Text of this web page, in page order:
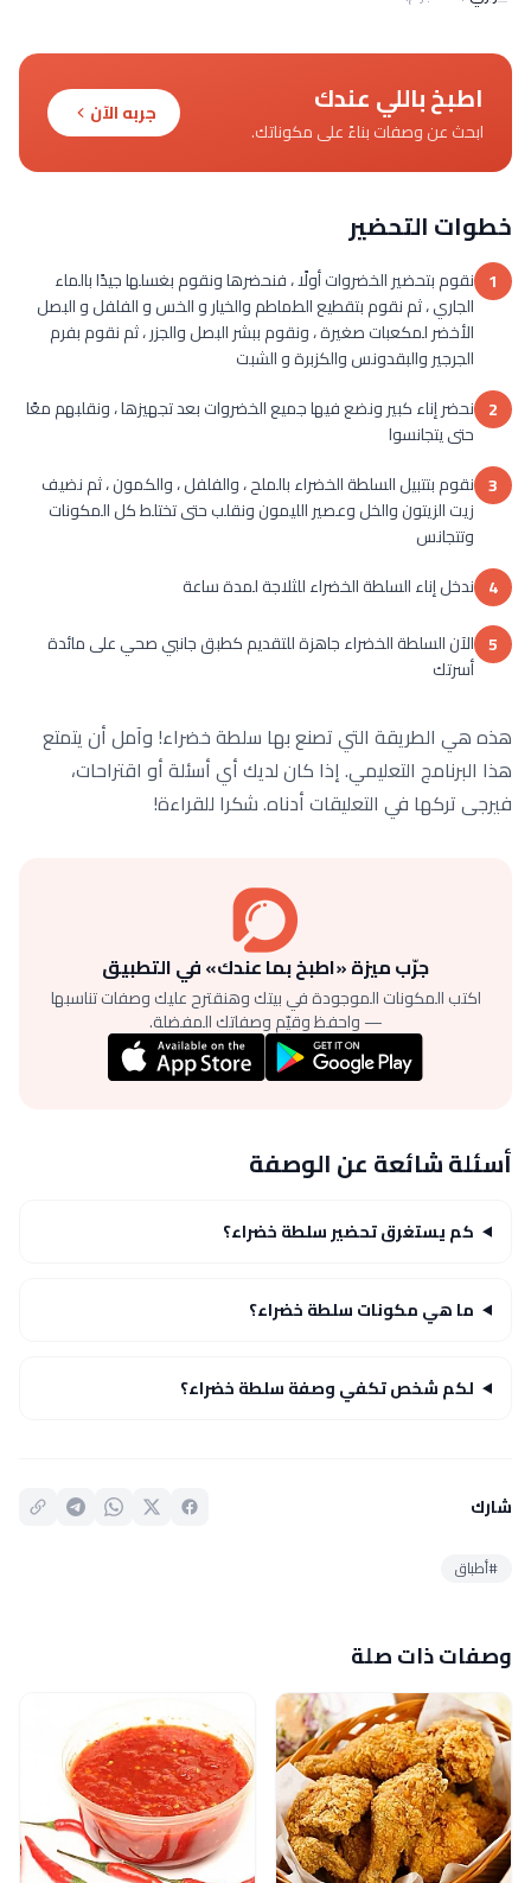
اطبخ باللي عندك
ابحث عن وصفات بناءً على مكوناتك.
جربه الآن
خطوات التحضير
1 نقوم بتحضير الخضروات أولًا ، فنحضرها ونقوم بغسلها جيدًا بالماء
الجاري ، ثم نقوم بتقطيع الطماطم والخيار و الخس و الفلفل و البصل
الأخضر لمكعبات صغيرة ، ونقوم ببشر البصل والجزر ، ثم نقوم بفرم
الجرجير والبقدونس والكزبرة و الشبت
2 نحضر إناء كبير ونضع فيها جميع الخضروات بعد تجهيزها ، ونقلبهم معًا
حتى يتجانسوا
3 نقوم بتتبيل السلطة الخضراء بالملح ، والفلفل ، والكمون ، ثم نضيف
زيت الزيتون والخل وعصير الليمون ونقلب حتى تختلط كل المكونات
وتتجانس
4 ندخل إناء السلطة الخضراء للثلاجة لمدة ساعة
5 الآن السلطة الخضراء جاهزة للتقديم كطبق جانبي صحي على مائدة
أسرتك
هذه هي الطريقة التي تصنع بها سلطة خضراء! وآمل أن يتمتع
هذا البرنامج التعليمي. إذا كان لديك أي أسئلة أو اقتراحات،
فيرجى تركها في التعليقات أدناه. شكرا للقراءة!
جرّب ميزة «اطبخ بما عندك» في التطبيق
اكتب المكونات الموجودة في بيتك وهنقترح عليك وصفات تناسبها
— واحفظ وقيّم وصفاتك المفضلة.
أسئلة شائعة عن الوصفة
كم يستغرق تحضير سلطة خضراء؟
ما هي مكونات سلطة خضراء؟
لكم شخص تكفي وصفة سلطة خضراء؟
شارك
#أطباق
وصفات ذات صلة